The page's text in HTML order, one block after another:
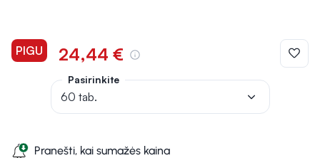
PIGU 24,44 €
Pranešti, kai sumažės kaina
Pasirinkite
60 tab.